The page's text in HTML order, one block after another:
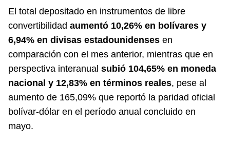
El total depositado en instrumentos de libre
convertibilidad aumentó 10,26% en bolívares y
6,94% en divisas estadounidenses en
comparación con el mes anterior, mientras que en
perspectiva interanual subió 104,65% en moneda
nacional y 12,83% en términos reales, pese al
aumento de 165,09% que reportó la paridad oficial
bolívar-dólar en el período anual concluido en
mayo.